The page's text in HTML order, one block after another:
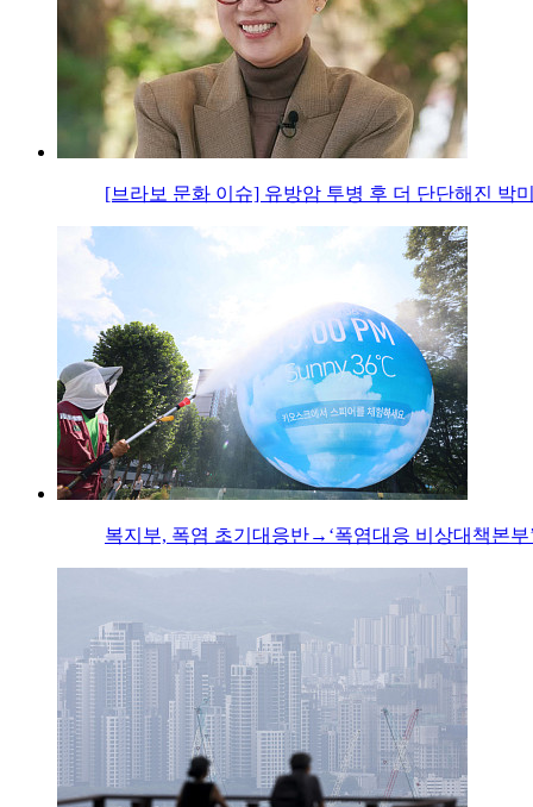
[브라보 문화 이슈] 유방암 투병 후 더 단단해진 박
복지부, 폭염 초기대응반→‘폭염대응 비상대책본부